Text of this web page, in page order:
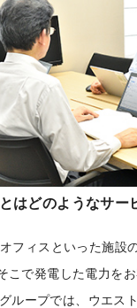
はどのようなサー
フィスといった施設
こで発電した電力を
ループでは、ウエス